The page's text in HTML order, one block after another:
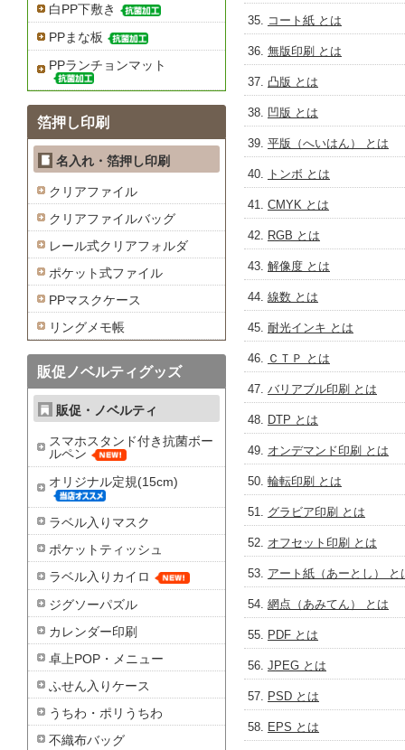
コート紙 とは
無版印刷 とは
凸版 とは
凹版 とは
平版（へいはん） とは
トンボ とは
CMYK とは
RGB とは
解像度 とは
線数 とは
耐光インキ とは
ＣＴＰ とは
バリアブル印刷 とは
DTP とは
オンデマンド印刷 とは
輪転印刷 とは
グラビア印刷 とは
オフセット印刷 とは
アート紙（あーとし） と
網点（あみてん） とは
PDF とは
JPEG とは
PSD とは
EPS とは
白PP下敷き
PPまな板
PPランチョンマット
箔押し印刷
名入れ・箔押し印刷
クリアファイル
クリアファイルバッグ
レール式クリアフォルダ
ポケット式ファイル
PPマスクケース
リングメモ帳
販促ノベルティグッズ
販促・ノベルティ
スマホスタンド付き抗菌ボー
ルペン
オリジナル定規(15cm)
ラベル入りマスク
ポケットティッシュ
ラベル入りカイロ
ジグソーパズル
カレンダー印刷
卓上POP・メニュー
ふせん入りケース
うちわ・ポリうちわ
不織布バッグ